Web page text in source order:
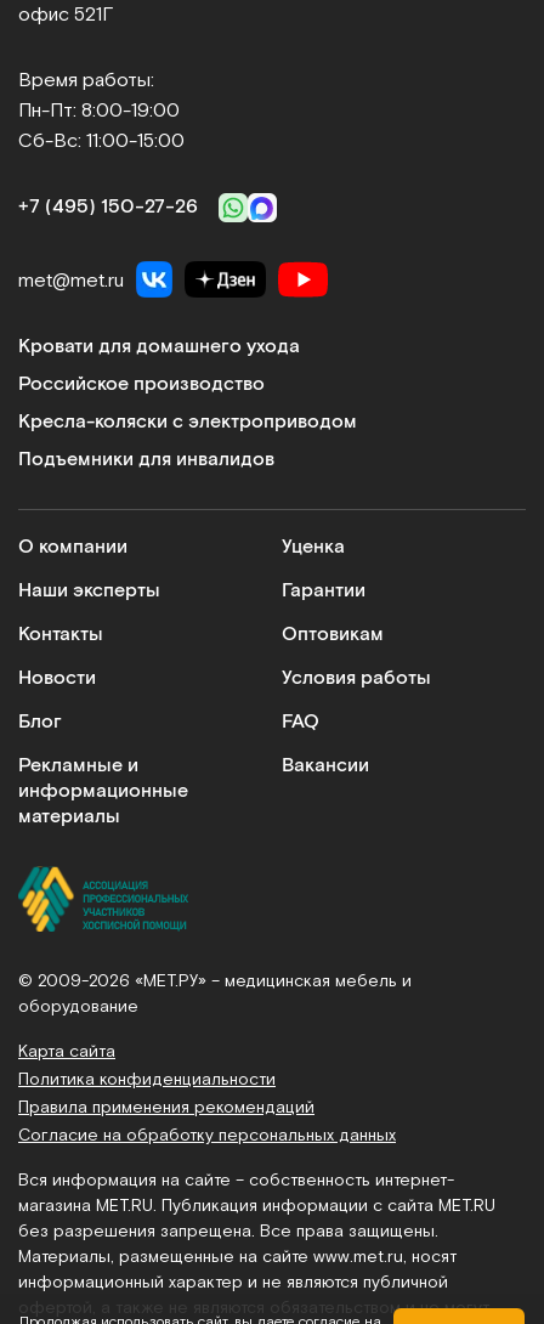
офис 521Г
Время работы:
Пн-Пт: 8:00-19:00
Сб-Вс: 11:00-15:00
+7 (495) 150‑27‑26
met@met.ru
Кровати для домашнего ухода
Российское производство
Кресла-коляски с электроприводом
Подъемники для инвалидов
О компании
Наши эксперты
Контакты
Новости
Блог
Рекламные и
информационные
материалы
Уценка
Гарантии
Оптовикам
Условия работы
FAQ
Вакансии
© 2009-2026 «МЕТ.РУ» – медицинская мебель и
оборудование
Карта сайта
Политика конфиденциальности
Правила применения рекомендаций
Согласие на обработку персональных данных
Вся информация на сайте – собственность интернет-
магазина MET.RU. Публикация информации с сайта MET.RU
без разрешения запрещена. Все права защищены.
Материалы, размещенные на сайте www.met.ru, носят
информационный характер и не являются публичной
офертой, а также не являются обязательством и не могут